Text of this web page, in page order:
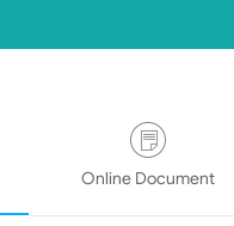
Online Document